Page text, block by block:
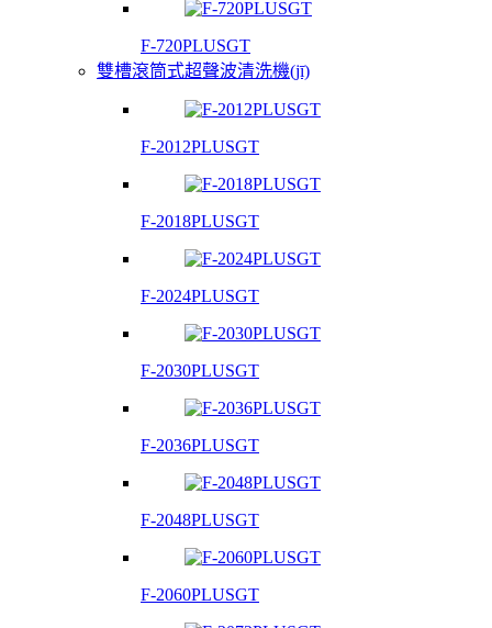
F-720PLUSGT
雙槽滾筒式超聲波清洗機(jī)
F-2012PLUSGT
F-2018PLUSGT
F-2024PLUSGT
F-2030PLUSGT
F-2036PLUSGT
F-2048PLUSGT
F-2060PLUSGT